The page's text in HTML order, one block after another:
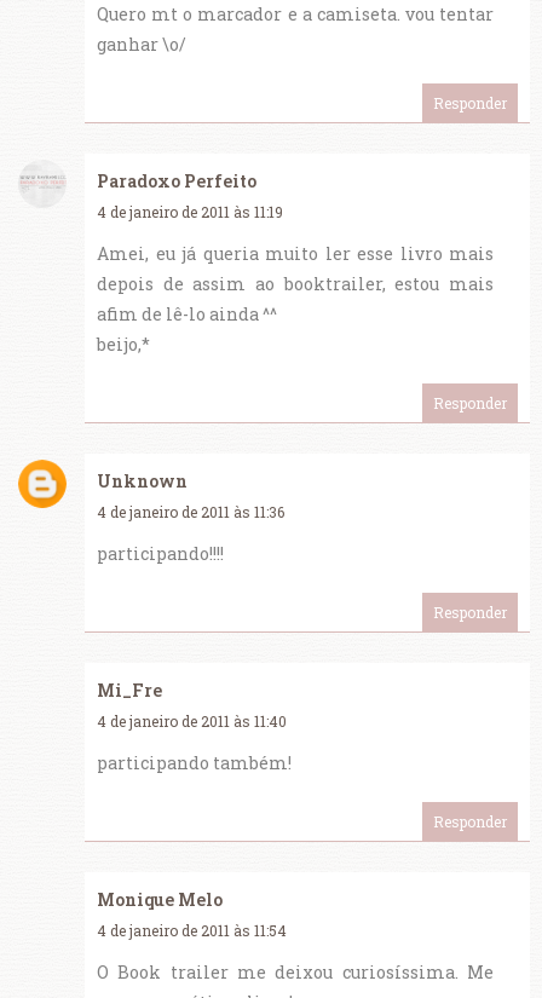
Quero mt o marcador e a camiseta. vou tentar
ganhar \o/
Responder
Paradoxo Perfeito
4 de janeiro de 2011 às 11:19
Amei, eu já queria muito ler esse livro mais
depois de assim ao booktrailer, estou mais
afim de lê-lo ainda ^^
beijo,*
Responder
Unknown
4 de janeiro de 2011 às 11:36
participando!!!!
Responder
Mi_Fre
4 de janeiro de 2011 às 11:40
participando também!
Responder
Monique Melo
4 de janeiro de 2011 às 11:54
O Book trailer me deixou curiosíssima. Me